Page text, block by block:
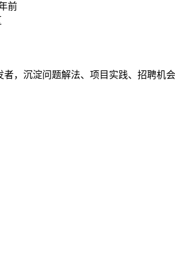
前
者，沉淀问题解法、项目实践、招聘机会